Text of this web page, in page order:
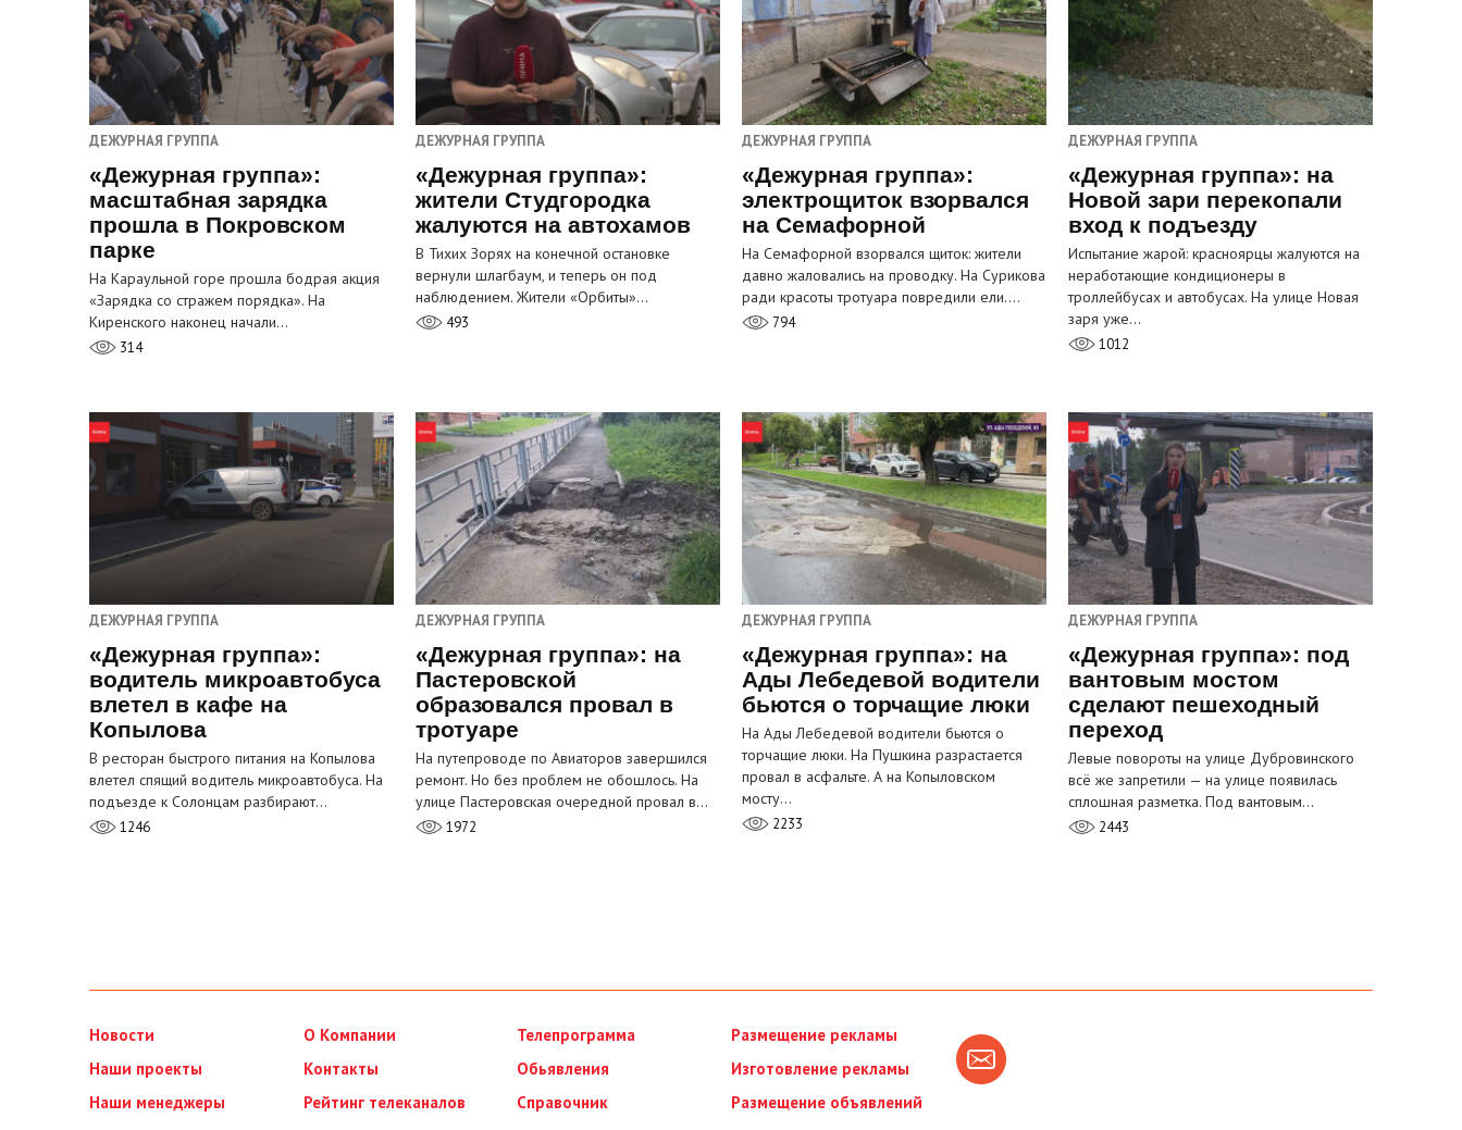
ДЕЖУРНАЯ ГРУППА
«Дежурная группа»:
масштабная зарядка
прошла в Покровском
парке
На Караульной горе прошла бодрая акция
«Зарядка со стражем порядка». На
Киренского наконец начали…
314
ДЕЖУРНАЯ ГРУППА
«Дежурная группа»:
жители Студгородка
жалуются на автохамов
В Тихих Зорях на конечной остановке
вернули шлагбаум, и теперь он под
наблюдением. Жители «Орбиты»…
493
ДЕЖУРНАЯ ГРУППА
«Дежурная группа»:
электрощиток взорвался
на Семафорной
На Семафорной взорвался щиток: жители
давно жаловались на проводку. На Сурикова
ради красоты тротуара повредили ели.…
794
ДЕЖУРНАЯ ГРУППА
«Дежурная группа»: на
Новой зари перекопали
вход к подъезду
Испытание жарой: красноярцы жалуются на
неработающие кондиционеры в
троллейбусах и автобусах. На улице Новая
заря уже…
1012
ДЕЖУРНАЯ ГРУППА
«Дежурная группа»:
водитель микроавтобуса
влетел в кафе на
Копылова
В ресторан быстрого питания на Копылова
влетел спящий водитель микроавтобуса. На
подъезде к Солонцам разбирают…
1246
ДЕЖУРНАЯ ГРУППА
«Дежурная группа»: на
Пастеровской
образовался провал в
тротуаре
На путепроводе по Авиаторов завершился
ремонт. Но без проблем не обошлось. На
улице Пастеровская очередной провал в…
1972
ДЕЖУРНАЯ ГРУППА
«Дежурная группа»: на
Ады Лебедевой водители
бьются о торчащие люки
На Ады Лебедевой водители бьются о
торчащие люки. На Пушкина разрастается
провал в асфальте. А на Копыловском
мосту…
2233
ДЕЖУРНАЯ ГРУППА
«Дежурная группа»: под
вантовым мостом
сделают пешеходный
переход
Левые повороты на улице Дубровинского
всё же запретили — на улице появилась
сплошная разметка. Под вантовым…
2443
Новости
Наши проекты
Наши менеджеры
О Компании
Контакты
Рейтинг телеканалов
Телепрограмма
Обьявления
Справочник
Размещение рекламы
Изготовление рекламы
Размещение объявлений